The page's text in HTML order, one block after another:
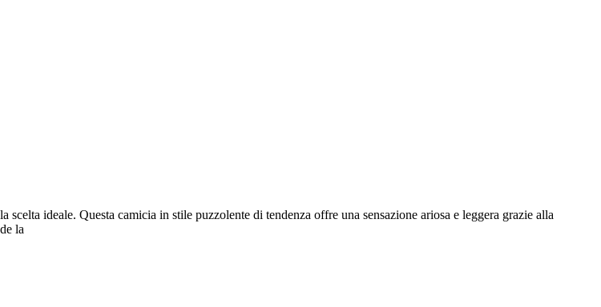
ideale. Questa camicia in stile puzzolente di tendenza offre una sensazione ariosa e leggera grazie alla
la